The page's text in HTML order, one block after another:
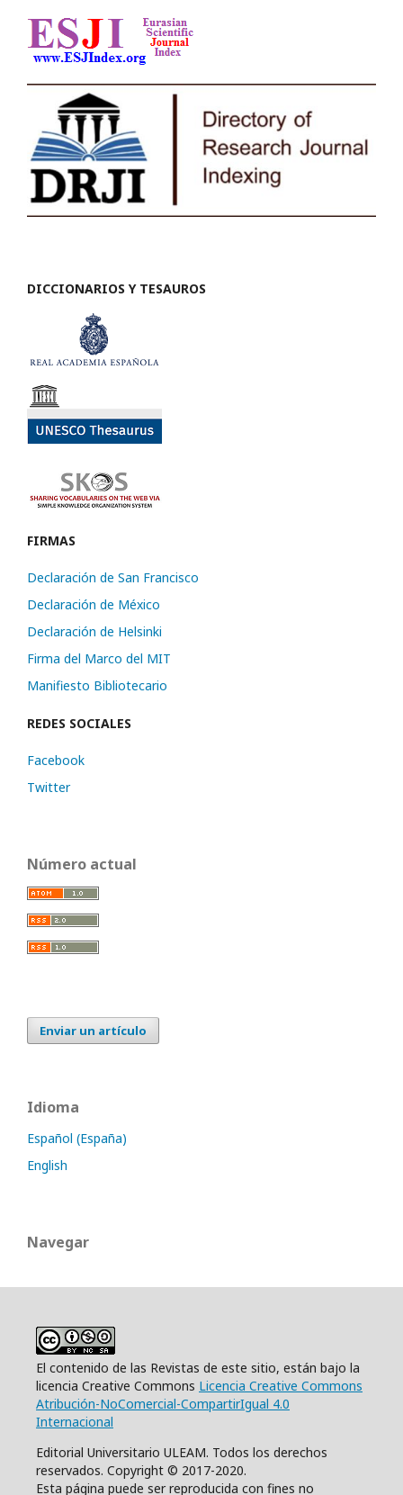
DICCIONARIOS Y TESAUROS
FIRMAS
Declaración de San Francisco
Declaración de México
Declaración de Helsinki
Firma del Marco del MIT
Manifiesto Bibliotecario
REDES SOCIALES
Facebook
Twitter
Número actual
Enviar un artículo
Idioma
Español (España)
English
Navegar
El contenido de las Revistas de este sitio, están bajo la
licencia Creative Commons Licencia Creative Commons
Atribución-NoComercial-CompartirIgual 4.0
Internacional
Editorial Universitario ULEAM. Todos los derechos
reservados. Copyright © 2017-2020.
Esta página puede ser reproducida con fines no